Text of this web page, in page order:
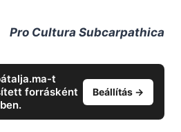
Pro Cultura Subcarpathica
t
forrásként
Beállítás →